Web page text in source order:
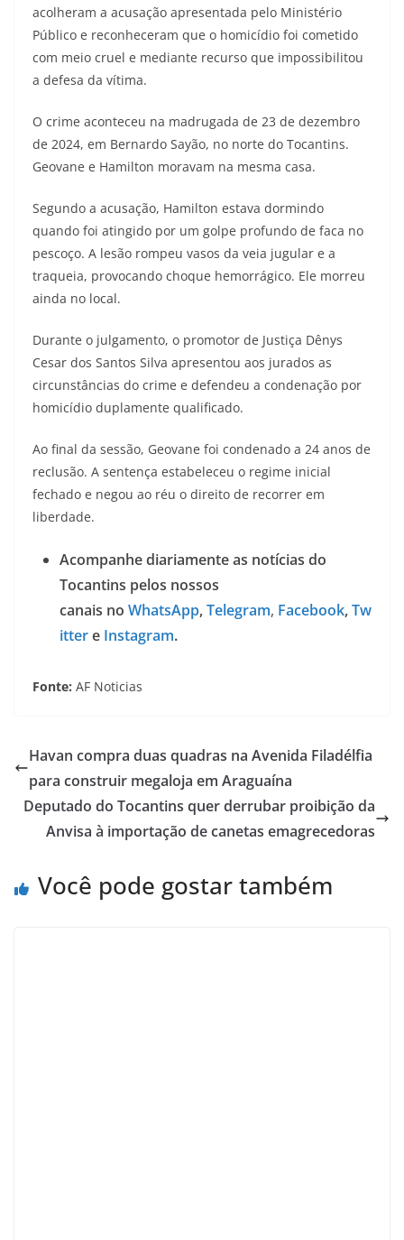
acolheram a acusação apresentada pelo Ministério
Público e reconheceram que o homicídio foi cometido
com meio cruel e mediante recurso que impossibilitou
a defesa da vítima.
O crime aconteceu na madrugada de 23 de dezembro
de 2024, em Bernardo Sayão, no norte do Tocantins.
Geovane e Hamilton moravam na mesma casa.
Segundo a acusação, Hamilton estava dormindo
quando foi atingido por um golpe profundo de faca no
pescoço. A lesão rompeu vasos da veia jugular e a
traqueia, provocando choque hemorrágico. Ele morreu
ainda no local.
Durante o julgamento, o promotor de Justiça Dênys
Cesar dos Santos Silva apresentou aos jurados as
circunstâncias do crime e defendeu a condenação por
homicídio duplamente qualificado.
Ao final da sessão, Geovane foi condenado a 24 anos de
reclusão. A sentença estabeleceu o regime inicial
fechado e negou ao réu o direito de recorrer em
liberdade.
Acompanhe diariamente as notícias do
Tocantins pelos nossos
canais no WhatsApp,Telegram, Facebook,Tw
ittere Instagram.
Fonte: AF Noticias
Havan compra duas quadras na Avenida Filadélfia
para construir megaloja em Araguaína
Deputado do Tocantins quer derrubar proibição da
Anvisa à importação de canetas emagrecedoras
Você pode gostar também